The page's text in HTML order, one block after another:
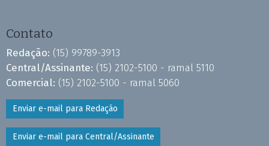
Contato
Redação: (15) 99789-3913
Central/Assinante: (15) 2102-5100 - ramal 5110
Comercial: (15) 2102-5100 - ramal 5060
Enviar e-mail para Redação
Enviar e-mail para Central/Assinante